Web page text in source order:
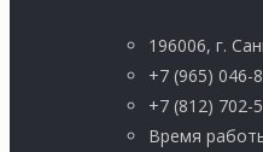
196006, г.
+7 (965) 046-
+7 (812) 702-
Время